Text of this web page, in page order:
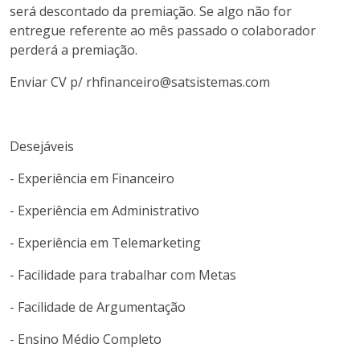
será descontado da premiação. Se algo não for
entregue referente ao mês passado o colaborador
perderá a premiação.
Enviar CV p/ rhfinanceiro@satsistemas.com
Desejáveis
- Experiência em Financeiro
- Experiência em Administrativo
- Experiência em Telemarketing
- Facilidade para trabalhar com Metas
- Facilidade de Argumentação
- Ensino Médio Completo